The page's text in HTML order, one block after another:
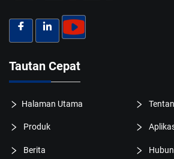
Tautan Cepat
Halaman Utama
Produk
Berita